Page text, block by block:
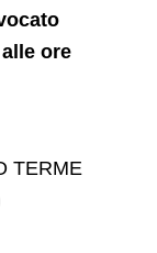
ore
TERME